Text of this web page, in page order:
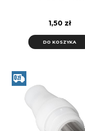
1,50 zł
DO KOSZYKA